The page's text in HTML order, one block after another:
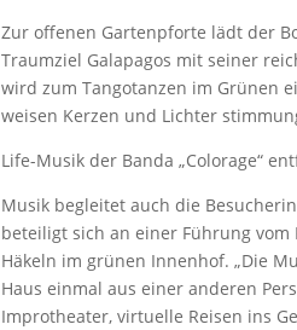
Zur offenen Gartenpforte lädt der
Traumziel Galapagos mit seiner
wird zum Tangotanzen im Grünen
weisen Kerzen und Lichter
Life-Musik der Banda „Colorage“
Musik begleitet auch die
beteiligt sich an einer Führung
Häkeln im grünen Innenhof. „Die
Haus einmal aus einer anderen
Improtheater, virtuelle Reisen ins